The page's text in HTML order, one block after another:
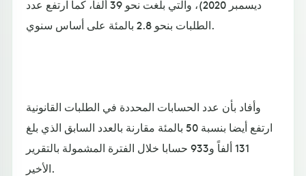
ديسمبر 2020)، والتي بلغت نحو 39 ألفا، كما ارتفع عدد
الطلبات بنحو 2.8 بالمئة على أساس سنوي.
وأفاد بأن عدد الحسابات المحددة في الطلبات القانونية
ارتفع أيضا بنسبة 50 بالمئة مقارنة بالعدد السابق الذي بلغ
131 ألفاً و933 حسابا خلال الفترة المشمولة بالتقرير
الأخير.